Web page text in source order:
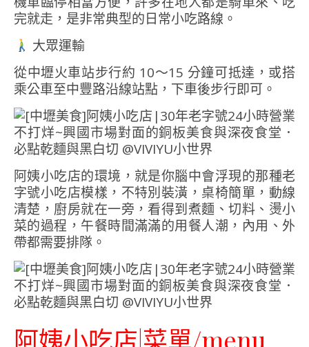
完就走，是非常典型的日常小吃路線。
大眾運輸
從中壢火車站步行約 10～15 分鐘可抵達，或搭
乘公車至中豐路沿線站點，下車後步行即可。
阿姨小吃店的環境，就是你腦中會浮現的那種老
字號小吃店模樣，不特別裝潢，桌椅簡單，動線
清楚，廚房就在一旁，看得到煮麵、切料、燙小
菜的過程，午餐時間滿滿的用餐人潮，內用、外
帶都需要排隊。
阿姨小吃店|菜單/menu